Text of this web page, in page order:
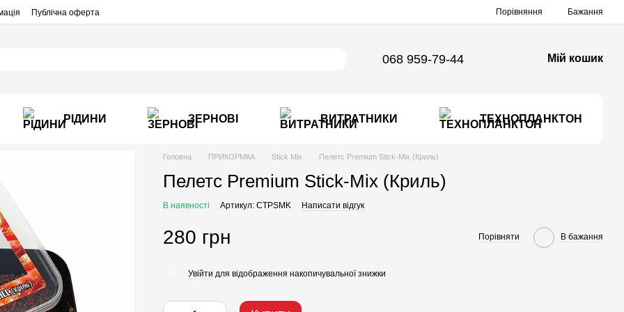
Публічна оферта Порівняння Бажання
068 959-79-44 Мій кошик
РІДИНИ ЗЕРНОВІ ВИТРАТНИКИ ТЕХНОПЛАНКТОН
Головна ПРИКОРМКА Stick Mix Пелетс Premium Stick-Mix (Криль)
Пелетс Premium Stick-Mix (Криль)
В наявності Артикул: CTPSMK Написати відгук
280 грн Порівняти В бажання
Увійти для відображення накопичувальної знижки